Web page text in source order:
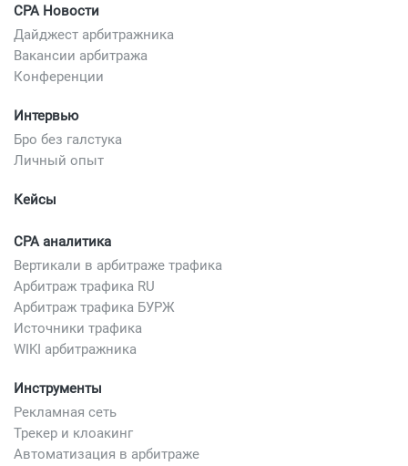
CPA Новости
Дайджест арбитражника
Вакансии арбитража
Конференции
Интервью
Бро без галстука
Личный опыт
Кейсы
CPA аналитика
Вертикали в арбитраже трафика
Арбитраж трафика RU
Арбитраж трафика БУРЖ
Источники трафика
WIKI арбитражника
Инструменты
Рекламная сеть
Трекер и клоакинг
Автоматизация в арбитраже